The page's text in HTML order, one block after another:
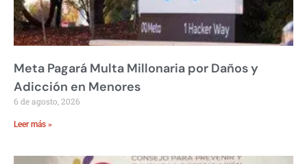
Meta Pagará Multa Millonaria por Daños y
Adicción en Menores
6 de agosto, 2026
Leer más »